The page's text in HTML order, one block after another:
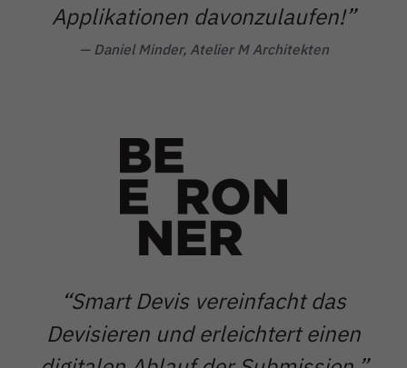
Applikationen davonzulaufen!”
— Daniel Minder, Atelier M Architekten
“Smart Devis vereinfacht das
Devisieren und erleichtert einen